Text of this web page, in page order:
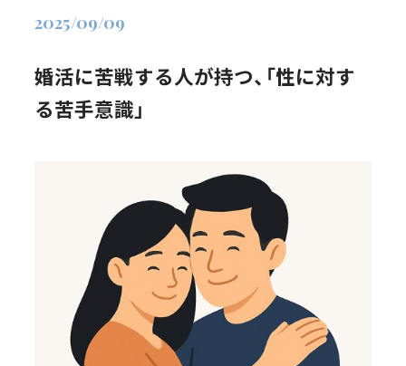
婚活に苦戦する人が持つ、「性に対す
る苦手意識」
2025/09/09